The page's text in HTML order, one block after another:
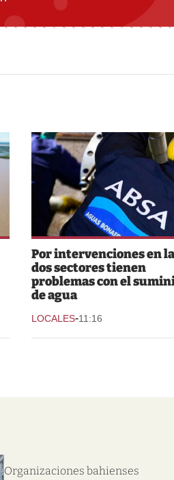
Por intervenciones en
dos sectores tienen
problemas con el
de agua
LOCALES-11:16
Organizaciones bahienses